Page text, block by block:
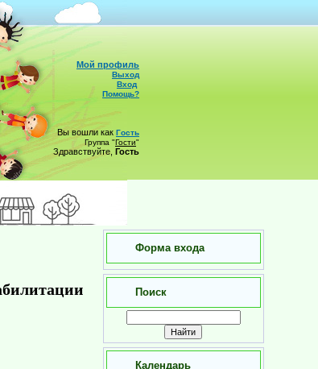
Мой профиль
Выход
Вход
Помощь?
Вы вошли как Гость
Группа "Гости"
Здравствуйте, Гость
Форма входа
Поиск
Календарь